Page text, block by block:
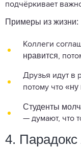
подчёркивает
Примеры из жизни:
Коллеги
нравится,
Друзья идут в
потому что «ну
Студенты
— думают, что
4.